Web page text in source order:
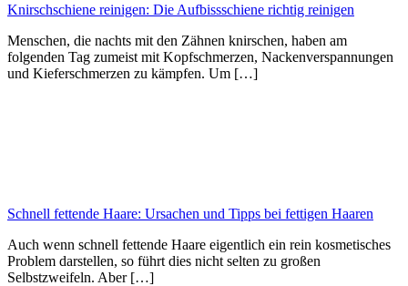
Knirschschiene reinigen: Die Aufbissschiene richtig reinigen
Menschen, die nachts mit den Zähnen knirschen, haben am
folgenden Tag zumeist mit Kopfschmerzen, Nackenverspannungen
und Kieferschmerzen zu kämpfen. Um […]
Schnell fettende Haare: Ursachen und Tipps bei fettigen Haaren
Auch wenn schnell fettende Haare eigentlich ein rein kosmetisches
Problem darstellen, so führt dies nicht selten zu großen
Selbstzweifeln. Aber […]